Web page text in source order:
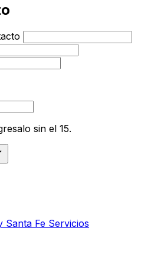
sin el 15.
Santa Fe Servicios